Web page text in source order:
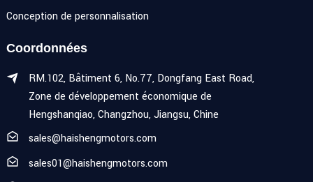
Conception de personnalisation
Coordonnées
RM.102, Bâtiment 6, No.77, Dongfang East Road,
Zone de développement économique de
Hengshanqiao, Changzhou, Jiangsu, Chine
sales@haishengmotors.com
sales01@haishengmotors.com